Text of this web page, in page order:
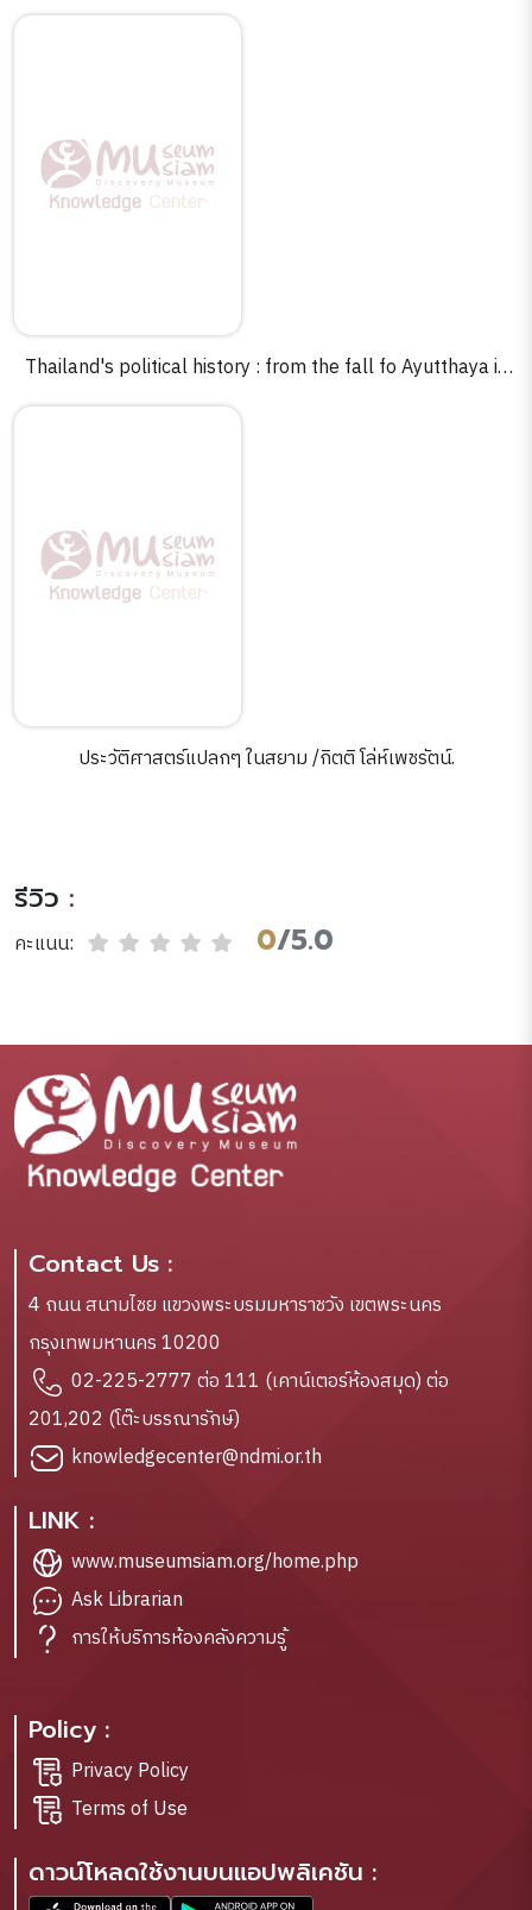
Thailand's political history : from the fall fo Ayutthaya in
ประวัติศาสตร์แปลกๆ ในสยาม /กิตติ โล่ห์เพชรัตน์.
รีวิว :
คะแนน: 0/5.0
Contact Us :
4 ถนน สนามไชย แขวงพระบรมมหาราชวัง เขตพระนคร
กรุงเทพมหานคร 10200
02-225-2777 ต่อ 111 (เคาน์เตอร์ห้องสมุด) ต่อ
201,202 (โต๊ะบรรณารักษ์)
knowledgecenter@ndmi.or.th
LINK :
www.museumsiam.org/home.php
Ask Librarian
การให้บริการห้องคลังความรู้
Policy :
Privacy Policy
Terms of Use
ดาวน์โหลดใช้งานบนแอปพลิเคชัน :